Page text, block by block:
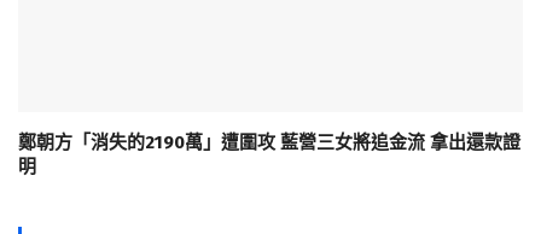
鄭朝方「消失的2190萬」遭圍攻 藍營三女將追金流 拿出還款證
明